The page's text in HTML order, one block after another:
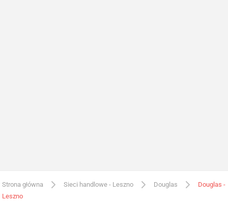
Strona główna Sieci handlowe - Leszno Douglas
Douglas -
Leszno